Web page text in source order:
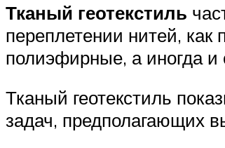
Тканый геотекстиль
переплетении нитей, как
полиэфирные, а иногда и
Тканый геотекстиль
задач, предполагающих